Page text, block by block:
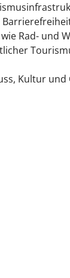
Rad- und
Kultur